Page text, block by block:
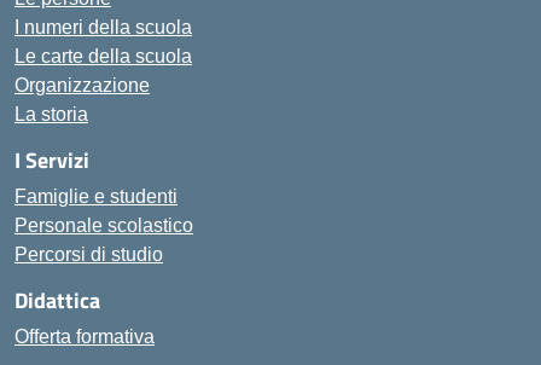
I numeri della scuola
Le carte della scuola
Organizzazione
La storia
I Servizi
Famiglie e studenti
Personale scolastico
Percorsi di studio
Didattica
Offerta formativa